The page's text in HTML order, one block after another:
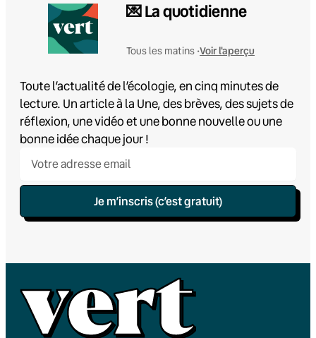
💌 La quotidienne
Tous les matins •Voir l'aperçu
Toute l’actualité de l’écologie, en cinq minutes de
lecture. Un article à la Une, des brèves, des sujets de
réflexion, une vidéo et une bonne nouvelle ou une
bonne idée chaque jour !
Je m’inscris (c’est gratuit)